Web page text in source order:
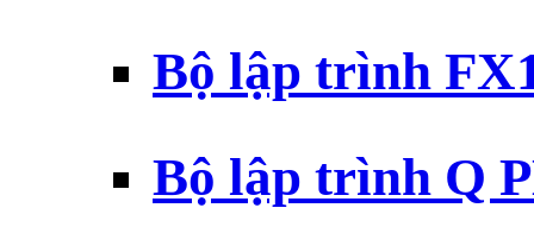
Bộ lập trình
Bộ lập trình Q